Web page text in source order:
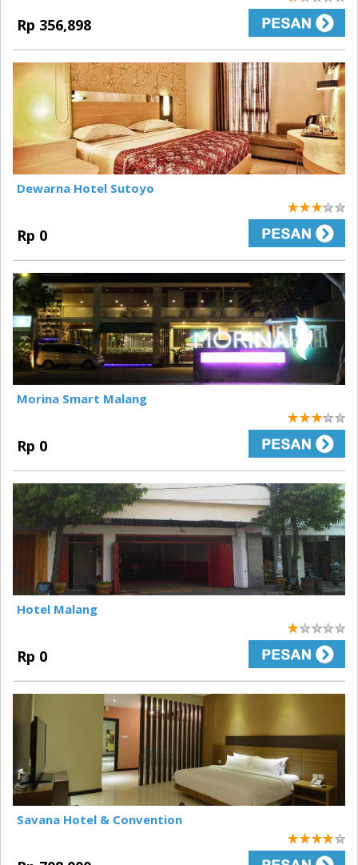
Rp 356,898
1
Dewarna Hotel Sutoyo
Rp 0
3
Morina Smart Malang
Rp 0
3
Hotel Malang
Rp 0
1
Savana Hotel & Convention
4